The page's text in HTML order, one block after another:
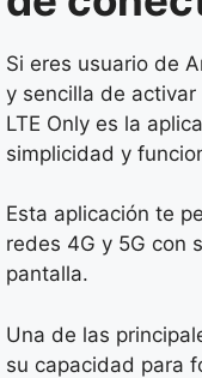
Si eres usuario de
y sencilla de
LTE Only es la
simplicidad y
Esta aplicación te
redes 4G y 5G con
pantalla.
Una de las
su capacidad para